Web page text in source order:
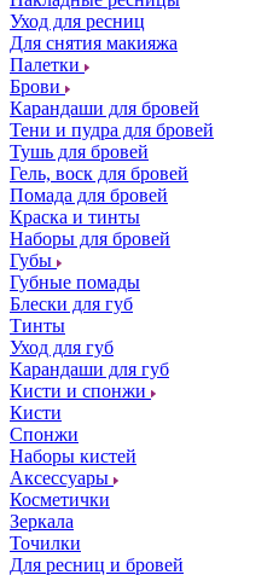
Уход для ресниц
Для снятия макияжа
Палетки
Брови
Карандаши для бровей
Тени и пудра для бровей
Тушь для бровей
Гель, воск для бровей
Помада для бровей
Краска и тинты
Наборы для бровей
Губы
Губные помады
Блески для губ
Тинты
Уход для губ
Карандаши для губ
Кисти и спонжи
Кисти
Спонжи
Наборы кистей
Аксессуары
Косметички
Зеркала
Точилки
Для ресниц и бровей